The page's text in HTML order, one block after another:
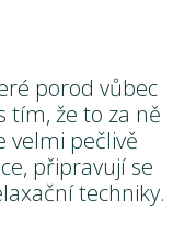
porod vůbec
tím, že to za ně
velmi pečlivě
připravují se
techniky.